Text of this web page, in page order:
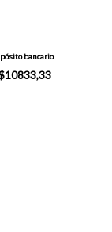
bancario